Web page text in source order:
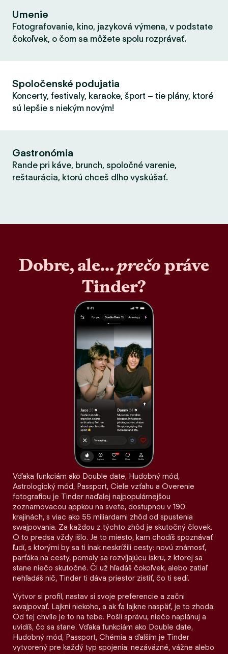
Umenie
Fotografovanie, kino, jazyková výmena, v podstate
čokoľvek, o čom sa môžete spolu rozprávať.
Spoločenské podujatia
Koncerty, festivaly, karaoke, šport – tie plány, ktoré
sú lepšie s niekým novým!
Gastronómia
Rande pri káve, brunch, spoločné varenie,
reštaurácia, ktorú chceš dlho vyskúšať.
Dobre, ale…prečopráve
Tinder?
Vďaka funkciám ako Double date, Hudobný mód,
Astrologický mód, Passport, Ciele vzťahu a Overenie
fotografiou je Tinder naďalej najpopulárnejšou
zoznamovacou appkou na svete, dostupnou v 190
krajinách, s viac ako 55 miliardami zhôd od spustenia
swajpovania. Za každou z týchto zhôd je skutočný človek.
O to predsa vždy išlo. Je to miesto, kam chodíš spoznávať
ľudí, s ktorými by sa ti inak neskrížili cesty: novú známosť,
parťáka na cesty, pomaly sa rozvíjajúcu iskru, z ktorej sa
stane niečo skutočné. Či už hľadáš čokoľvek, alebo zatiaľ
nehľadáš nič, Tinder ti dáva priestor zistiť, čo ti sedí.
Vytvor si profil, nastav si svoje preferencie a začni
swajpovať. Lajkni niekoho, a ak ťa lajkne naspäť, je to zhoda.
Od tej chvíle je to na tebe. Pošli správu, niečo naplánuj a
uvidíš, čo sa stane. Vďaka funkciám ako Double date,
Hudobný mód, Passport, Chémia a ďalším je Tinder
vytvorený pre každý typ spojenia: nezáväzné, vážne alebo